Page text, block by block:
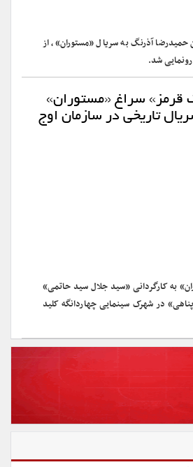
آذرنگ به سریال «مستوران»، از
شد.
قرمز» سراغ «مستوران»
تاریخی در سازمان اوج
به کارگردانی «سید جلال سید حاتمی»
در شهرک سینمایی چهاردانگه کلید